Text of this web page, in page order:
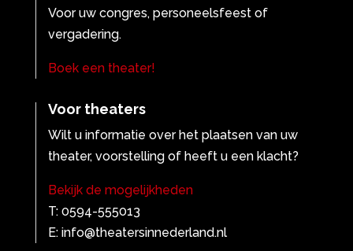
Voor uw congres, personeelsfeest of
vergadering.
Boek een theater!
Voor theaters
Wilt u informatie over het plaatsen van uw
theater, voorstelling of heeft u een klacht?
Bekijk de mogelijkheden
T: 0594-555013
E: info@theatersinnederland.nl